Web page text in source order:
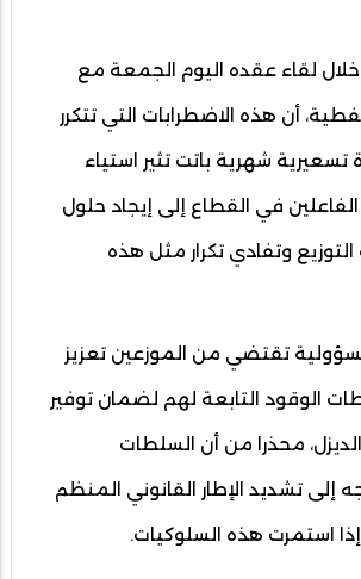
لقاء عقده اليوم الجمعة مع
أن هذه الاضطرابات التي تتكرر
شهرية باتت تثير استياء
الفاعلين في القطاع إلى إيجاد حلول
وتفادي تكرار مثل هذه
تقتضي من الموزعين تعزيز
الوقود التابعة لهم لضمان توفير
محذرا من أن السلطات
إلى تشديد الإطار القانوني المنظم
استمرت هذه السلوكيات.